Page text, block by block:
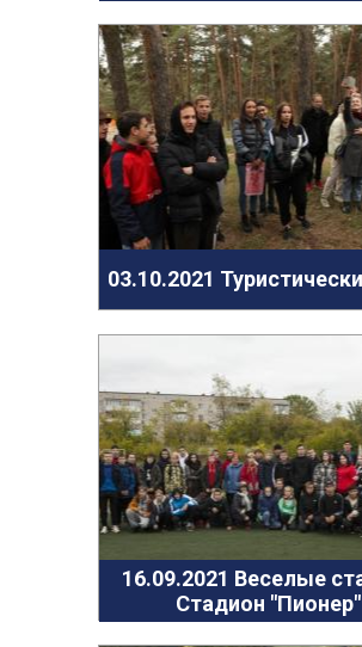
03.10.2021
16.09.2021 Веселые
Стадион "Пионер"